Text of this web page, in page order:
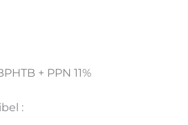
+ PPN 11%
: